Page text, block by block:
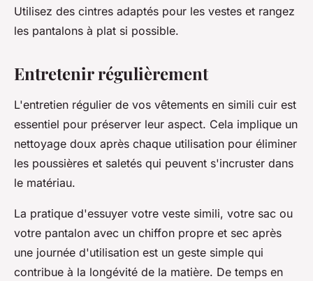
Utilisez des cintres adaptés pour les vestes et rangez
les pantalons à plat si possible.
Entretenir régulièrement
L'entretien régulier de vos vêtements en simili cuir est
essentiel pour préserver leur aspect. Cela implique un
nettoyage doux après chaque utilisation pour éliminer
les poussières et saletés qui peuvent s'incruster dans
le matériau.
La pratique d'essuyer votre veste simili, votre sac ou
votre pantalon avec un chiffon propre et sec après
une journée d'utilisation est un geste simple qui
contribue à la longévité de la matière. De temps en